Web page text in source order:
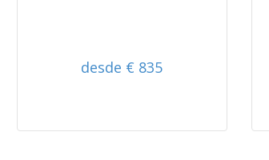
desde € 835